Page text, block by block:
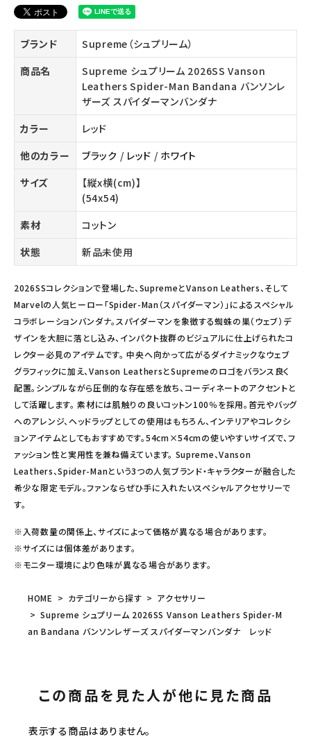
ブランド
Supreme（シュプリーム）
商品名
Supreme シュプリーム 2026SS Vanson
Leathers Spider-Man Bandana バンソンレ
ザーズ スパイダーマンバンダナ
カラー
レッド
他のカラー
ブラック / レッド / ホワイト
サイズ
【縦x横(cm)】
(54x54)
素材
コットン
状態
新品未使用
2026SSコレクションで登場した、SupremeとVanson Leathers、そして
Marvelの人気ヒーロー「Spider-Man（スパイダーマン）」によるスペシャル
コラボレーションバンダナ。スパイダーマンを象徴する蜘蛛の巣（ウェブ）デ
ザインを大胆に落とし込み、インパクト抜群のビジュアルに仕上げられたコ
レクター必見のアイテムです。 中央へ向かって広がるダイナミックなウェブ
グラフィックに加え、Vanson LeathersとSupremeのロゴをバランス良く
配置。シンプルながら圧倒的な存在感を放ち、コーディネートのアクセントと
して活躍します。 素材には肌触りの良いコットン100％を採用。首元やバッグ
へのアレンジ、ヘッドラップとしての使用はもちろん、インテリアやコレクシ
ョンアイテムとしてもおすすめです。54cm×54cmの使いやすいサイズで、フ
ァッション性と実用性を兼ね備えています。 Supreme、Vanson
Leathers、Spider-Manという3つの人気ブランド・キャラクターが融合した
希少な限定モデル。ファンならぜひ手に入れたいスペシャルアクセサリーで
す。
※入荷数量の関係上、サイズによって価格が異なる場合があります。
※サイズには個体差があります。
※モニター環境により色味が異なる場合があります。
HOME カテゴリーから探す
アクセサリー
Supreme シュプリーム 2026SS Vanson Leathers Spider-M
an Bandana バンソンレザーズ スパイダーマンバンダナ レッド
この商品を見た人が他に見た商品
表示する商品はありません。